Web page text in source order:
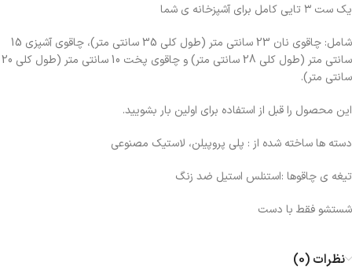
یک ست ۳ تایی کامل برای آشپزخانه ی شما
شامل: چاقوی نان 23 سانتی متر (طول کلی 35 سانتی متر)، چاقوی آشپزی 15
سانتی متر (طول کلی 28 سانتی متر) و چاقوی پخت 10 سانتی متر (طول کلی 20
سانتی متر).
این محصول را قبل از استفاده برای اولین بار بشویید.
دسته ها ساخته شده از : پلی پروپیلن، لاستیک مصنوعی
تیغه ی چاقوها :استنلس استیل ضد زنگ
شستشو فقط با دست
نظرات (0)